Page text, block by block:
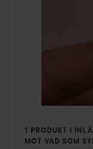
1 PRODUKT I
MOT VAD SOM